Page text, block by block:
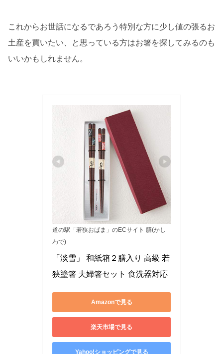
これからお世話になるであろう特別な方に少し値の張るお
土産を買いたい、と思っている方はお箸を探してみるのも
いいかもしれません。
道の駅「若狭おばま」のECサイト 膳(かし
わで)
「淡雪」 和紙箱２膳入り 高級 若
狭塗箸 夫婦箸セット 食洗器対応
Amazonで見る
楽天市場で見る
Yahoo!ショッピングで見る